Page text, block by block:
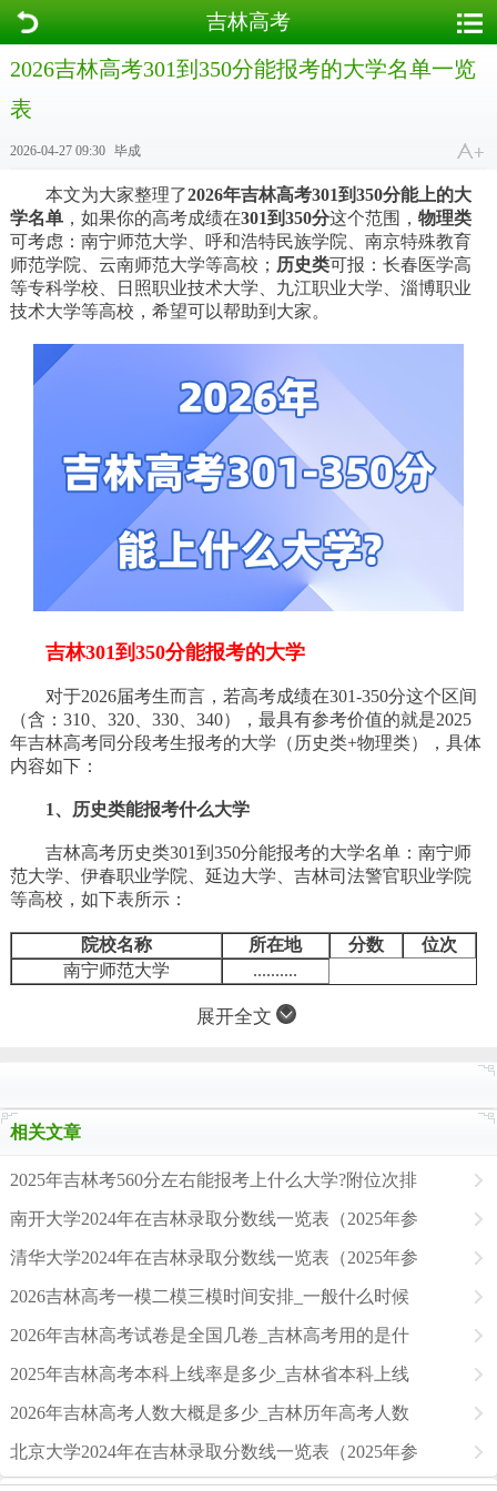
吉林高考
2026吉林高考301到350分能报考的大学名单一览
表
2026-04-27 09:30 毕成
本文为大家整理了2026年吉林高考301到350分能上的大
学名单，如果你的高考成绩在301到350分这个范围， 物理类
可考虑：南宁师范大学、呼和浩特民族学院、南京特殊教育
师范学院、云南师范大学等高校； 历史类可报：长春医学高
等专科学校、日照职业技术大学、九江职业大学、淄博职业
技术大学等高校，希望可以帮助到大家。
吉林301到350分能报考的大学
对于2026届考生而言，若高考成绩在301-350分这个区间
（含：310、320、330、340），最具有参考价值的就是2025
年吉林高考同分段考生报考的大学（历史类+物理类），具体
内容如下：
1、历史类能报考什么大学
吉林高考历史类301到350分能报考的大学名单：南宁师
范大学、伊春职业学院、延边大学、吉林司法警官职业学院
等高校，如下表所示：
院校名称 所在地 分数
位次
南宁师范大学
..........
展开全文
相关文章
2025年吉林考560分左右能报考上什么大学?附位次排
南开大学2024年在吉林录取分数线一览表（2025年参
清华大学2024年在吉林录取分数线一览表（2025年参
2026吉林高考一模二模三模时间安排_一般什么时候
2026年吉林高考试卷是全国几卷_吉林高考用的是什
2025年吉林高考本科上线率是多少_吉林省本科上线
2026年吉林高考人数大概是多少_吉林历年高考人数
北京大学2024年在吉林录取分数线一览表（2025年参